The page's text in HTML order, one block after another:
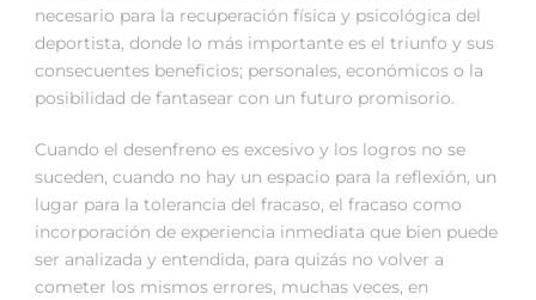
necesario para la recuperación física y psicológica del
deportista, donde lo más importante es el triunfo y sus
consecuentes beneficios; personales, económicos o la
posibilidad de fantasear con un futuro promisorio.
Cuando el desenfreno es excesivo y los logros no se
suceden, cuando no hay un espacio para la reflexión, un
lugar para la tolerancia del fracaso, el fracaso como
incorporación de experiencia inmediata que bien puede
ser analizada y entendida, para quizás no volver a
cometer los mismos errores, muchas veces, en